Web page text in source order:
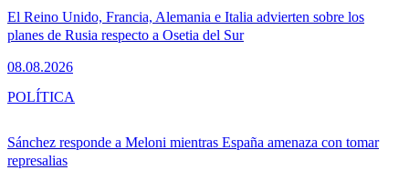
El Reino Unido, Francia, Alemania e Italia advierten sobre los
planes de Rusia respecto a Osetia del Sur
08.08.2026
Sánchez responde a Meloni mientras España amenaza con tomar
represalias
POLÍTICA